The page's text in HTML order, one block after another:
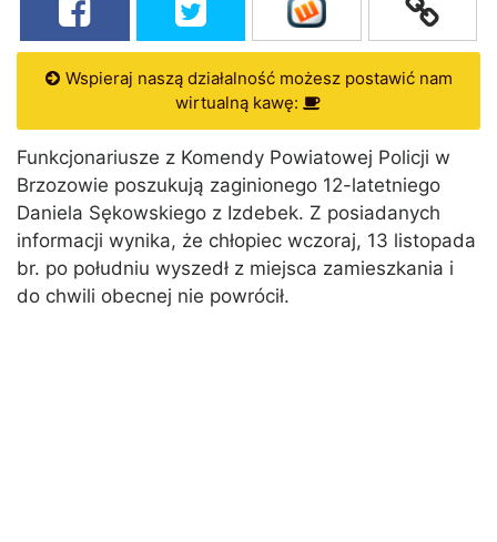
Wspieraj naszą działalność możesz postawić nam
wirtualną kawę:
Funkcjonariusze z Komendy Powiatowej Policji w
Brzozowie poszukują zaginionego 12-latetniego
Daniela Sękowskiego z Izdebek. Z posiadanych
informacji wynika, że chłopiec wczoraj, 13 listopada
br. po południu wyszedł z miejsca zamieszkania i
do chwili obecnej nie powrócił.